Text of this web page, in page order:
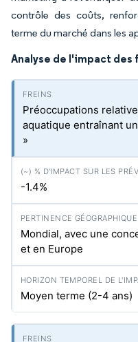
contrôle des coûts,
terme du marché dans les
Analyse de l'impact des
Préoccupations
aquatique entraînant
»
-1.4%
Mondial, avec une
et en Europe
Moyen terme (2-4 ans)